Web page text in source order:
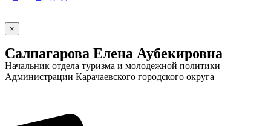
×
Салпагарова Елена Аубекировна
Начальник отдела туризма и молодежной политики
Администрации Карачаевского городского округа